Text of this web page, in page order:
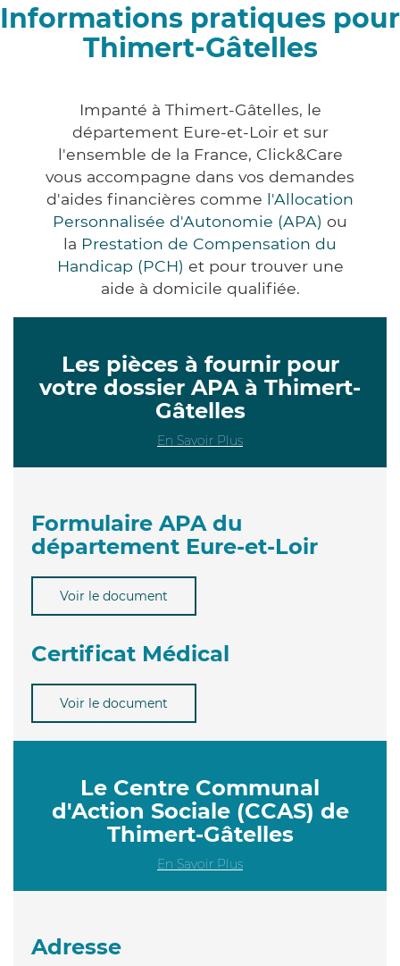
Informations pratiques pour
Thimert-Gâtelles
Impanté à Thimert-Gâtelles, le
département Eure-et-Loir et sur
l'ensemble de la France, Click&Care
vous accompagne dans vos demandes
d'aides financières comme l'Allocation
Personnalisée d'Autonomie (APA) ou
la Prestation de Compensation du
Handicap (PCH) et pour trouver une
aide à domicile qualifiée.
Les pièces à fournir pour
votre dossier APA à Thimert-
Gâtelles
En Savoir Plus
Formulaire APA du
département Eure-et-Loir
Voir le document
Certificat Médical
Voir le document
Le Centre Communal
d'Action Sociale (CCAS) de
Thimert-Gâtelles
En Savoir Plus
Adresse